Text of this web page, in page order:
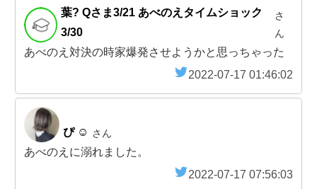
葉? Qさま3/21 あべのえタイムショック
3/30
さ
ん
あべのえ対決の時家爆発させようかと思っちゃった
2022-07-17 01:46:02
ぴ ☺︎ さん
あべのえに溺れました。
2022-07-17 07:56:03